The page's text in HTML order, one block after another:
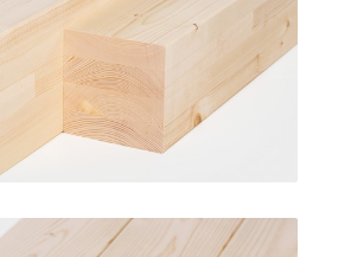
Legno lamellare